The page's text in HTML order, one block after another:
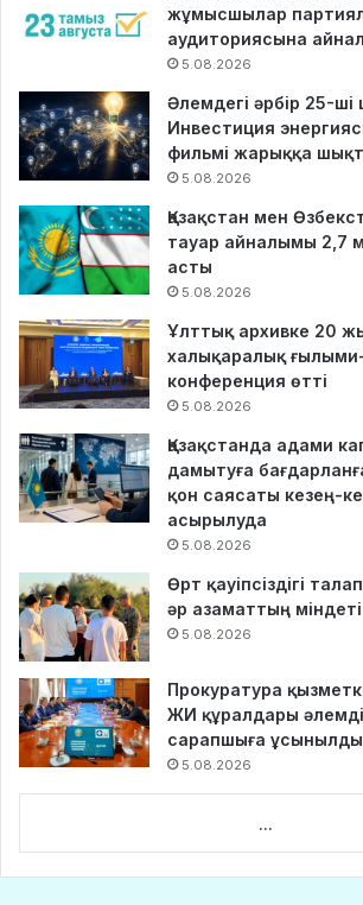
жұмысшылар
аудиториясына
5.08.2026
Әлемдегі әрбір 25-
Инвестиция
фильмі жарыққа
5.08.2026
Қазақстан мен
тауар айналымы 2,7
асты
5.08.2026
Ұлттық архивке 20
халықаралық
конференция өтті
5.08.2026
Қазақстанда адами
дамытуға
қон саясаты кезең-
асырылуда
5.08.2026
Өрт қауіпсіздігі
әр азаматтың міндеті
5.08.2026
Прокуратура
ЖИ құралдары
сарапшыға ұсынылды
5.08.2026
...